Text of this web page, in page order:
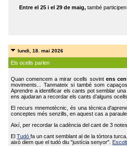
Entre el 25 i el 29 de maig, també
lundi, 18. mai 2026
Els ocells parlen
Quan comencem a mirar ocells sovint ens
moviments... Tanmateix si també som
Aprendre a identificar els cants pot semblar
ens ajudaran a recordar els cants d’alguns
El recurs mnemotècnic, és una tècnica
conceptes més senzills, en aquest cas a
Així, per recordar la cadència del cant de 3
ElTudófa un cant semblant al de la tórtora
això diem que el tudó diu "justícia senyor".